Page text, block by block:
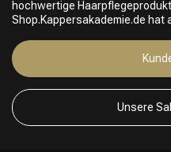
Friseurwahl
hochwertige
Shop.Kappersakademie.de hat
Unsere